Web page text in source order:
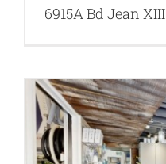
6915A Bd Jean XIII